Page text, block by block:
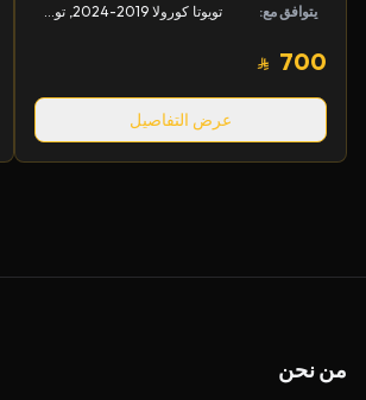
يتوافق مع:
700
عرض التفاصيل
من نحن